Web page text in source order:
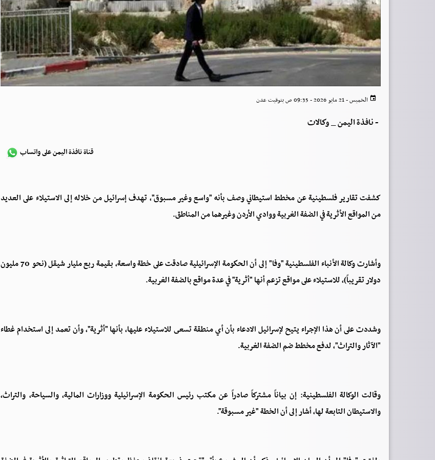
الخميس - 21 مايو 2026 - 09:35 ص بتوقيت عدن
-نافذة اليمن _ وكالات
قناة نافذة اليمن على واتساب
كشفت تقارير فلسطينية عن مخطط استيطاني وصف بأنه "واسع وغير مسبوق"، تهدف إسرائيل من خلاله إلى الاستيلاء على العديد
من المواقع الأثرية في الضفة الغربية ووادي الأردن وغيرهما من المناطق.
وأشارت وكالة الأنباء الفلسطينية "وفا" إلى أن الحكومة الإسرائيلية صادقت على خطة واسعة، بقيمة ربع مليار شيقل (نحو 70 مليون
دولار تقريباً)، للاستيلاء على مواقع تزعم أنها "أثرية" في عدة مواقع بالضفة الغربية.
وشددت على أن هذا الإجراء يتيح لإسرائيل الادعاء بأن أي منطقة تسعى للاستيلاء عليها، بأنها "أثرية"، وأن تعمد إلى استخدام غطاء
"الآثار والتراث"، لدفع مخطط ضم الضفة الغربية.
وقالت الوكالة الفلسطينية: إن بياناً مشتركاً صادراً عن مكتب رئيس الحكومة الإسرائيلية ووزارات المالية، والسياحة، والتراث،
والاستيطان التابعة لها، أشار إلى أن الخطة "غير مسبوقة".